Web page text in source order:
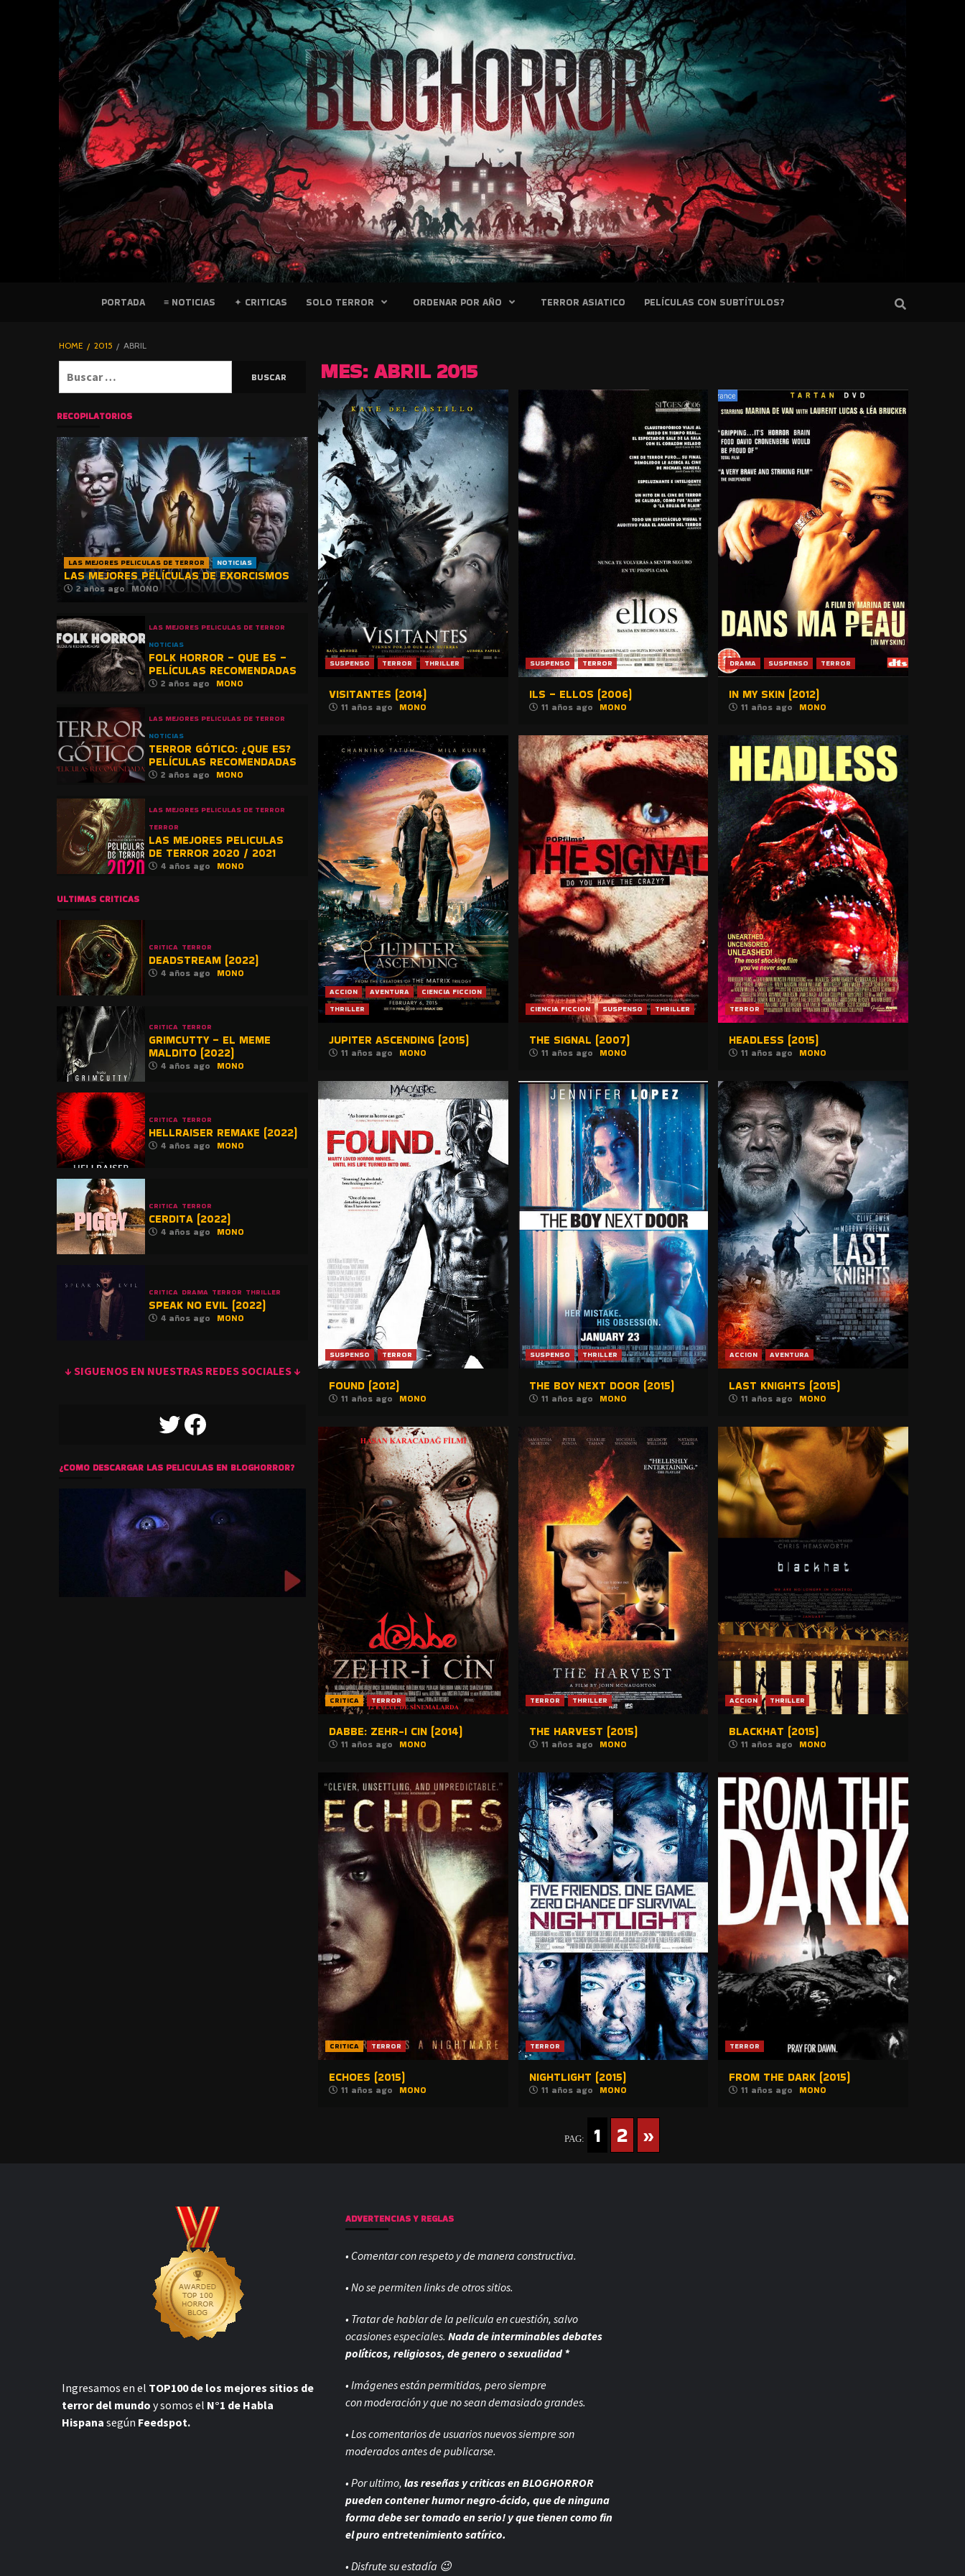
PELICULAS
BLOGHORROR
⋆
PORTADA ≡ NOTICIAS ✦ CRITICAS SOLO TERROR ORDENAR POR AÑO TERROR ASIATICO PELÍCULAS CON SUBTÍTULOS?
HOME 2015 ABRIL
MES: ABRIL 2015
SUSPENSO TERROR THRILLER
VISITANTES (2014)
11 años ago MONO
SUSPENSO TERROR
ILS – ELLOS (2006)
11 años ago MONO
DRAMA SUSPENSO TERROR
IN MY SKIN (2012)
11 años ago MONO
ACCION AVENTURA
CIENCIA FICCION
THRILLER
JUPITER ASCENDING (2015)
11 años ago MONO
CIENCIA FICCION SUSPENSO THRILLER
THE SIGNAL (2007)
11 años ago MONO
TERROR
HEADLESS (2015)
11 años ago MONO
SUSPENSO TERROR
FOUND (2012)
11 años ago MONO
SUSPENSO THRILLER
THE BOY NEXT DOOR (2015)
11 años ago MONO
ACCION AVENTURA
LAST KNIGHTS (2015)
11 años ago MONO
CRITICA TERROR
DABBE: ZEHR-I CIN (2014)
11 años ago MONO
TERROR THRILLER
THE HARVEST (2015)
11 años ago MONO
ACCION THRILLER
BLACKHAT (2015)
11 años ago MONO
CRITICA TERROR
ECHOES (2015)
11 años ago MONO
TERROR
NIGHTLIGHT (2015)
11 años ago MONO
TERROR
FROM THE DARK (2015)
11 años ago MONO
PAG: 1 2 »
RECOPILATORIOS
LAS MEJORES PELICULAS DE TERROR NOTICIAS
LAS MEJORES PELÍCULAS DE EXORCISMOS
2 años ago MONO
LAS MEJORES PELICULAS DE TERROR
NOTICIAS
FOLK HORROR – QUE ES –
PELÍCULAS RECOMENDADAS
2 años ago MONO
LAS MEJORES PELICULAS DE TERROR
NOTICIAS
TERROR GÓTICO: ¿QUE ES?
PELÍCULAS RECOMENDADAS
2 años ago MONO
LAS MEJORES PELICULAS DE TERROR
TERROR
LAS MEJORES PELICULAS
DE TERROR 2020 / 2021
4 años ago MONO
ULTIMAS CRITICAS
CRITICA TERROR
DEADSTREAM (2022)
4 años ago MONO
CRITICA TERROR
GRIMCUTTY – EL MEME
MALDITO (2022)
4 años ago MONO
CRITICA TERROR
HELLRAISER REMAKE (2022)
4 años ago MONO
CRITICA TERROR
CERDITA (2022)
4 años ago MONO
CRITICA DRAMA TERROR THRILLER
SPEAK NO EVIL (2022)
4 años ago MONO
↓ SIGUENOS EN NUESTRAS REDES SOCIALES ↓
TWITTERFACEBOOK
¿COMO DESCARGAR LAS PELICULAS EN BLOGHORROR?
Ingresamos en el TOP100 de los mejores sitios de
terror del mundo y somos el N°1 de Habla
Hispana según Feedspot.
ADVERTENCIAS Y REGLAS
• Comentar con respeto y de manera constructiva.
• No se permiten links de otros sitios.
• Tratar de hablar de la pelicula en cuestión, salvo
ocasiones especiales.Nada de interminables debates
políticos, religiosos, de genero o sexualidad *
• Imágenes están permitidas, pero siempre
conmoderación y que no sean demasiado grandes.
• Los comentarios de usuarios nuevos siempre son
moderados antes de publicarse.
• Por ultimo,las reseñas y criticas en BLOGHORROR
pueden contener humor negro-ácido, que de ninguna
forma debe ser tomado en serio! y que tienen como fin
el puro entretenimiento satírico.
• Disfrute su estadía 😉